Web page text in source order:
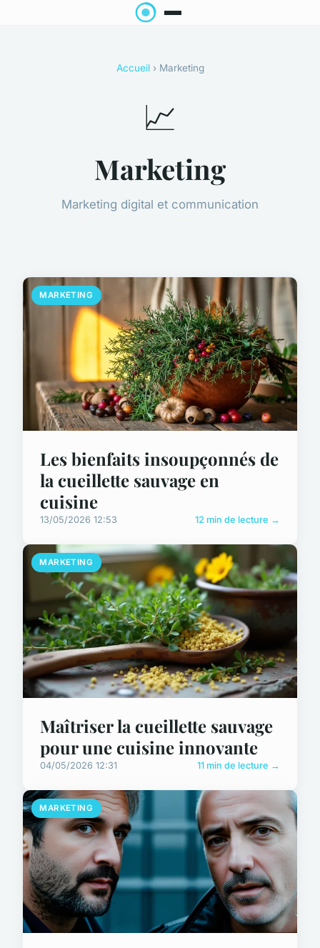
Accueil› Marketing
📈
Marketing
Marketing digital et communication
MARKETING
Les bienfaits insoupçonnés de
la cueillette sauvage en
cuisine
13/05/2026 12:53 12 min de lecture →
MARKETING
Maîtriser la cueillette sauvage
pour une cuisine innovante
04/05/2026 12:31 11 min de lecture →
MARKETING